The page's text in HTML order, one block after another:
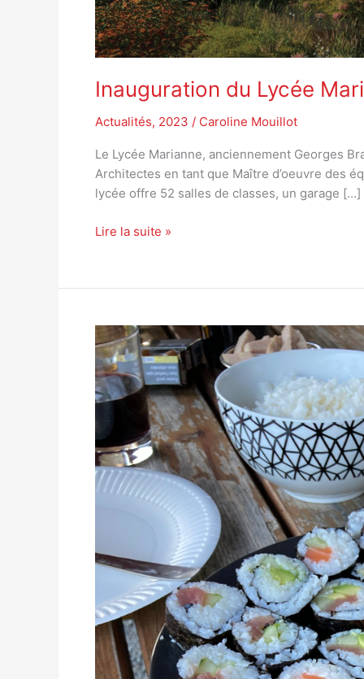
Inauguration du Lycée
Actualités, 2023 / Caroline Mouillot
Le Lycée Marianne, anciennement Georges
Architectes en tant que Maître d’oeuvre des
lycée offre 52 salles de classes, un garage […]
Lire la suite »
Atelier
conception/réalisation